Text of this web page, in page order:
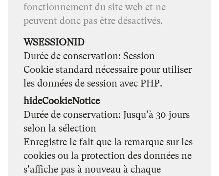
fonctionnement du site web et ne
peuvent donc pas être désactivés.
WSESSIONID
Durée de conservation Session
Cookie standard nécessaire pour utiliser
les données de session avec PHP.
hideCookieNotice
Durée de conservation Jusqu'à 30 jours
selon la sélection
Enregistre le fait que la remarque sur les
cookies ou la protection des données ne
s'affiche pas à nouveau à chaque